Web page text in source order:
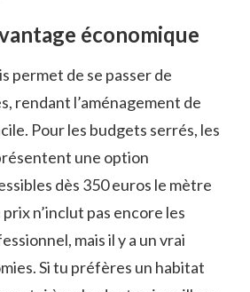
économique
permet de se passer de
rendant l’aménagement de
Pour les budgets serrés, les
une option
dès 350 euros le mètre
n’inclut pas encore les
mais il y a un vrai
Si tu préfères un habitat